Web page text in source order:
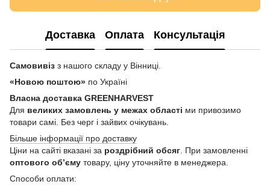
Доставка Оплата Консультація
Самовивіз з нашого складу у Вінниці.
«Новою поштою» по Україні
Власна доставка GREENHARVEST
Для великих замовлень у межах області ми привозимо
товари самі. Без черг і зайвих очікувань.
Більше інформації про доставку
Ціни на сайті вказані за роздрібний обсяг . При замовленні
оптового об’єму товару, ціну уточняйте в менеджера.
Способи оплати: